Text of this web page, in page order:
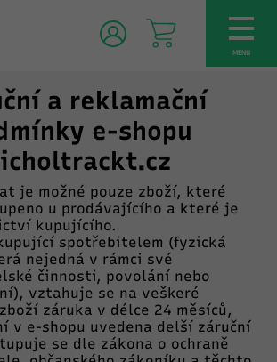
MENU
a reklamační
e-shopu
je možné pouze zboží, které
u prodávajícího a které je
kupujícího.
spotřebitelem (fyzická
nejedná v rámci své
činnosti, povolání nebo
vztahuje se na veškeré
záruka v délce 24 měsíců,
v e-shopu uvedena delší záruční
se dle zákona o ochraně